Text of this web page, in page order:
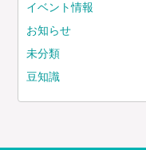
イベント情報
お知らせ
未分類
豆知識